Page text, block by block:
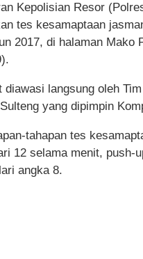
Kepolisian Resor
tes kesamaptaan
2017, di halaman Mako
diawasi langsung oleh
yang dipimpin
tahapan tes
12 selama menit, push-
angka 8.